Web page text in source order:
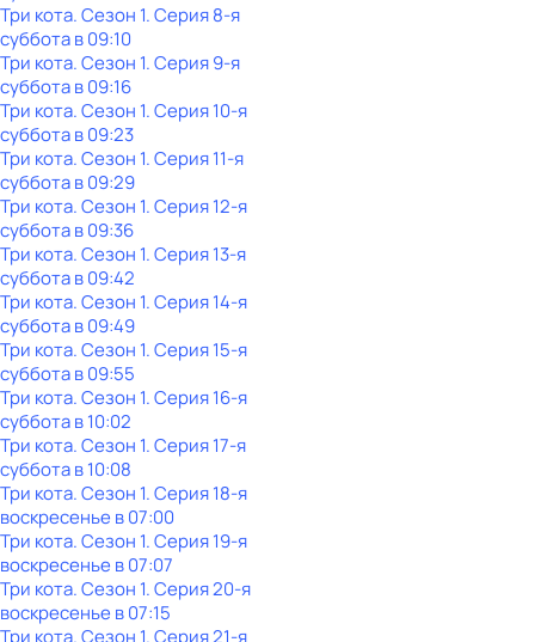
Три кота. Сезон 1. Серия 8-я
субботав09:10
Три кота. Сезон 1. Серия 9-я
субботав09:16
Три кота. Сезон 1. Серия 10-я
субботав09:23
Три кота. Сезон 1. Серия 11-я
субботав09:29
Три кота. Сезон 1. Серия 12-я
субботав09:36
Три кота. Сезон 1. Серия 13-я
субботав09:42
Три кота. Сезон 1. Серия 14-я
субботав09:49
Три кота. Сезон 1. Серия 15-я
субботав09:55
Три кота. Сезон 1. Серия 16-я
субботав10:02
Три кота. Сезон 1. Серия 17-я
субботав10:08
Три кота. Сезон 1. Серия 18-я
воскресенье в07:00
Три кота. Сезон 1. Серия 19-я
воскресенье в07:07
Три кота. Сезон 1. Серия 20-я
воскресенье в07:15
Три кота. Сезон 1. Серия 21-я